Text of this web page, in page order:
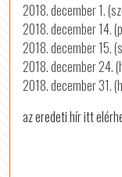
2018. december 1.
2018. december 14.
2018. december 15.
2018. december 24.
2018. december 31.
az eredeti hír itt